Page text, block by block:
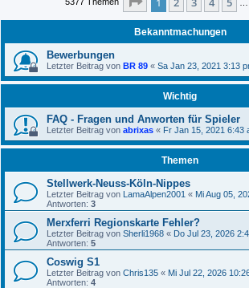
Bekanntmachungen
Bewerbungen
Letzter Beitrag von BR 89 « Sa Jan 23, 2021 3:13
Wichtig
FAQ - Fragen und Anworten für Spieler
Letzter Beitrag von abrixas « Fr Jan 15, 2021 6:43
Themen
Stellwerk-Neuss-Köln-Nippes
Letzter Beitrag von LamaAlpen2001 « Mi Aug 05,
Antworten: 3
Merxferri Regionskarte Fehler?
Letzter Beitrag von Sherli1968 « Do Jul 23, 2026
Antworten: 5
Coswig S1
Letzter Beitrag von Chris135 « Mi Jul 22, 2026
Antworten: 4